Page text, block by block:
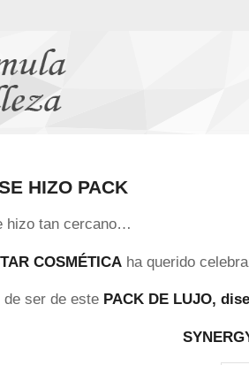
HIZO PACK
hizo tan cercano…
COSMÉTICA ha querido
de ser de este PACK DE LUJO,